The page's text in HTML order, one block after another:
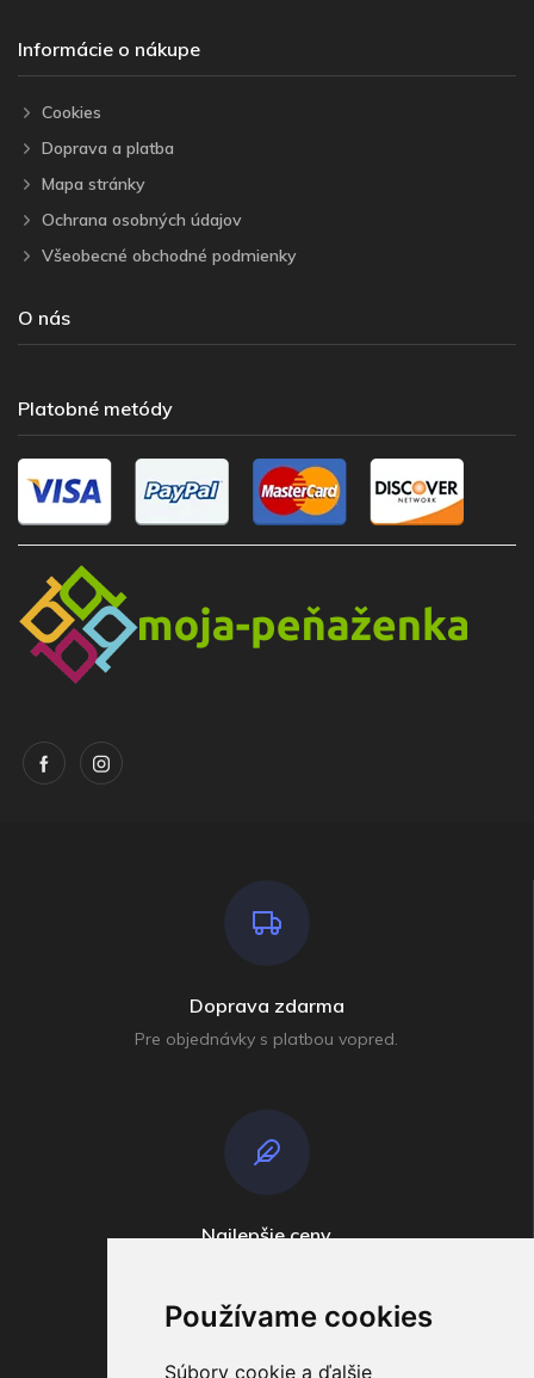
Používame cookies
Súbory cookie a ďalšie
Informácie o nákupe
Cookies
Doprava a platba
Mapa stránky
Ochrana osobných údajov
Všeobecné obchodné podmienky
O nás
Platobné metódy
Doprava zdarma
Pre objednávky s platbou vopred.
Najlepšie ceny